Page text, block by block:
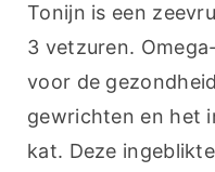
Tonijn is een
3 vetzuren.
voor de
gewrichten en het
kat. Deze